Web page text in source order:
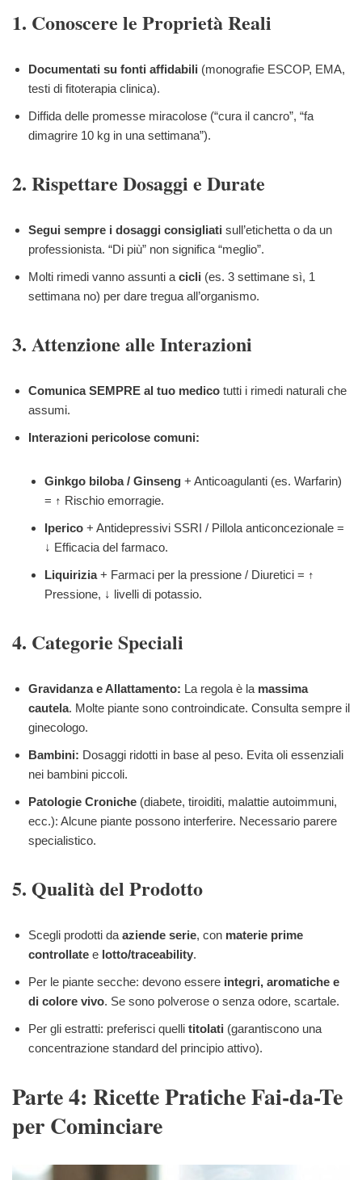
1. Conoscere le Proprietà Reali
Documentati su fonti affidabili (monografie ESCOP, EMA,
testi di fitoterapia clinica).
Diffida delle promesse miracolose (“cura il cancro”, “fa
dimagrire 10 kg in una settimana”).
2. Rispettare Dosaggi e Durate
Segui sempre i dosaggi consigliati sull’etichetta o da un
professionista. “Di più” non significa “meglio”.
Molti rimedi vanno assunti acicli (es. 3 settimane sì, 1
settimana no) per dare tregua all’organismo.
3. Attenzione alle Interazioni
Comunica SEMPRE al tuo medico tutti i rimedi naturali che
assumi.
Interazioni pericolose comuni:
Ginkgo biloba / Ginseng + Anticoagulanti (es. Warfarin)
= ↑ Rischio emorragie.
Iperico + Antidepressivi SSRI / Pillola anticoncezionale =
↓ Efficacia del farmaco.
Liquirizia+ Farmaci per la pressione / Diuretici = ↑
Pressione, ↓ livelli di potassio.
4. Categorie Speciali
Gravidanza e Allattamento: La regola è la massima
cautela. Molte piante sono controindicate. Consulta sempre il
ginecologo.
Bambini: Dosaggi ridotti in base al peso. Evita oli essenziali
nei bambini piccoli.
Patologie Croniche (diabete, tiroiditi, malattie autoimmuni,
ecc.): Alcune piante possono interferire. Necessario parere
specialistico.
5. Qualità del Prodotto
Scegli prodotti daaziende serie, con materie prime
controllate e lotto/traceability.
Per le piante secche: devono essere integri, aromatiche e
di colore vivo. Se sono polverose o senza odore, scartale.
Per gli estratti: preferisci quelli titolati (garantiscono una
concentrazione standard del principio attivo).
Parte 4: Ricette Pratiche Fai-da-Te
per Cominciare